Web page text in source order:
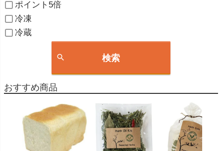
ポイント5倍
冷凍
冷蔵
検索
おすすめ商品